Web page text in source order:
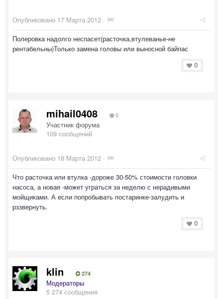
Опубликовано 17 Марта 2012 ·
Полеровка надолго неспасет(расточка,втулеванье-не
рентабельны)Только замена головы или выносной байпас
0
mihail0408 0
Участник форума
109 сообщений
Опубликовано 18 Марта 2012 ·
Что расточка или втулка -дороже 30-50% стоимости головки
насоса, а новая -может уграться за неделю с нерадивыми
мойщиками. А если попробывать постаринке-залудить и
рззвернуть.
0
klin 274
Модераторы
5 274 сообщения